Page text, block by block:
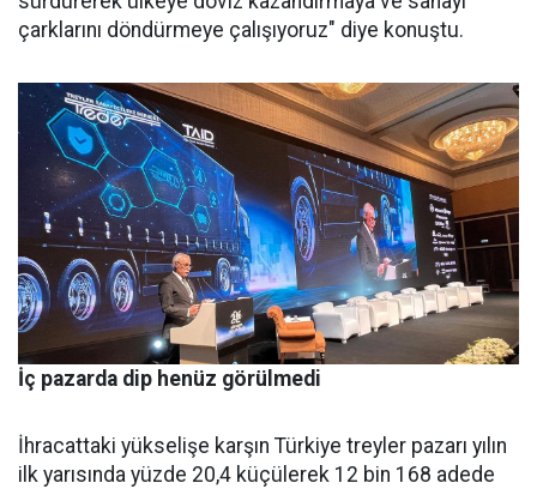
çarklarını döndürmeye ça­lışıyoruz" diye konuştu.
İç pazarda dip henüz görülmedi
İhracattaki yükselişe karşın Türkiye treyler pazarı yılın
ilk yarısında yüzde 20,4 küçülerek 12 bin 168 adede